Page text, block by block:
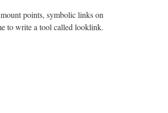
points, symbolic links on
to write a tool called looklink.